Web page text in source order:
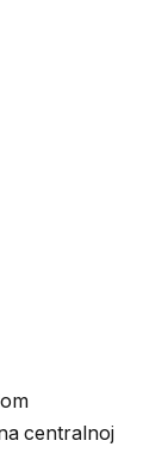
centralnoj